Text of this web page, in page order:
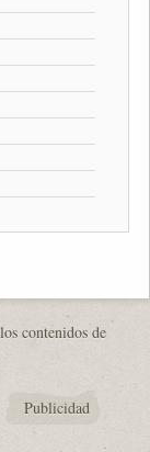
contenidos de
Publicidad